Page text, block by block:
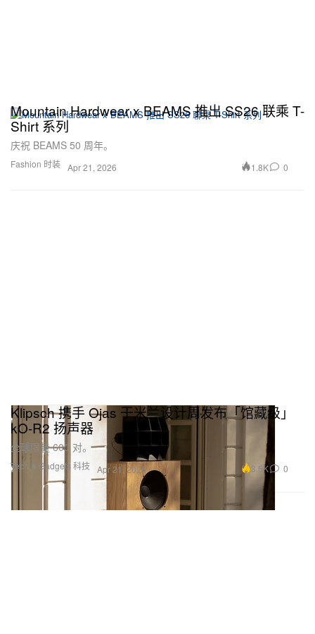
Fashion 时装
Mountain Hardwear x BEAMS 推出 SS26 联乘 T-
Shirt 系列
庆祝 BEAMS 50 周年。
Apr 21, 2026 1.8K 0
Tech & Gadgets 科技
Klipsch 携手 Ojas 于米兰设计周发布「馆藏级」
kO-R2 扬声器
全球限量 600 对。
Apr 21, 2026 3.5K 0